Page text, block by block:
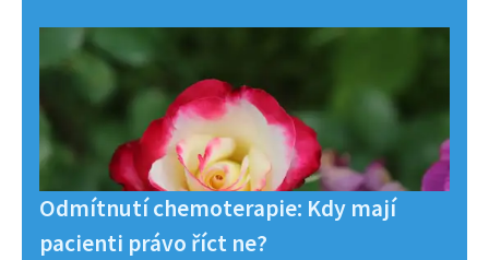
Odmítnutí chemoterapie: Kdy mají
pacienti právo říct ne?